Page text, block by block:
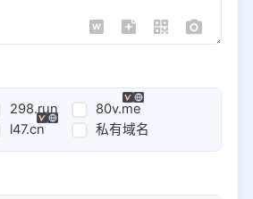
298.run
80v.me
l47.cn 私有域名